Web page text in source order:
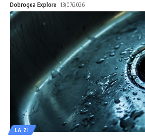
Dobrogea Explore 13/07/2026
LA ZI